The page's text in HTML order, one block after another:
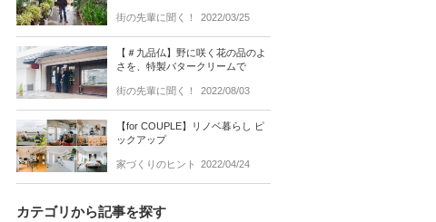
街の先輩に聞く！ 2022/03/25
【＃九品仏】野に咲く花の品のよ
さを、特製バタークリームで
街の先輩に聞く！ 2022/08/03
【for COUPLE】リノベ暮らし ピ
ックアップ
家づくりのヒント 2022/04/24
カテゴリから記事を探す